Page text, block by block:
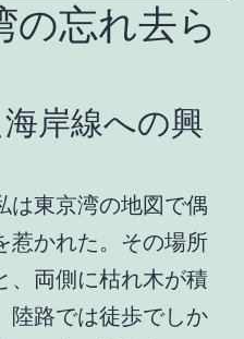
忘れ去ら
岸線への興
は東京湾の地図で偶
惹かれた。その場所
、両側に枯れ木が積
陸路では徒歩でしか